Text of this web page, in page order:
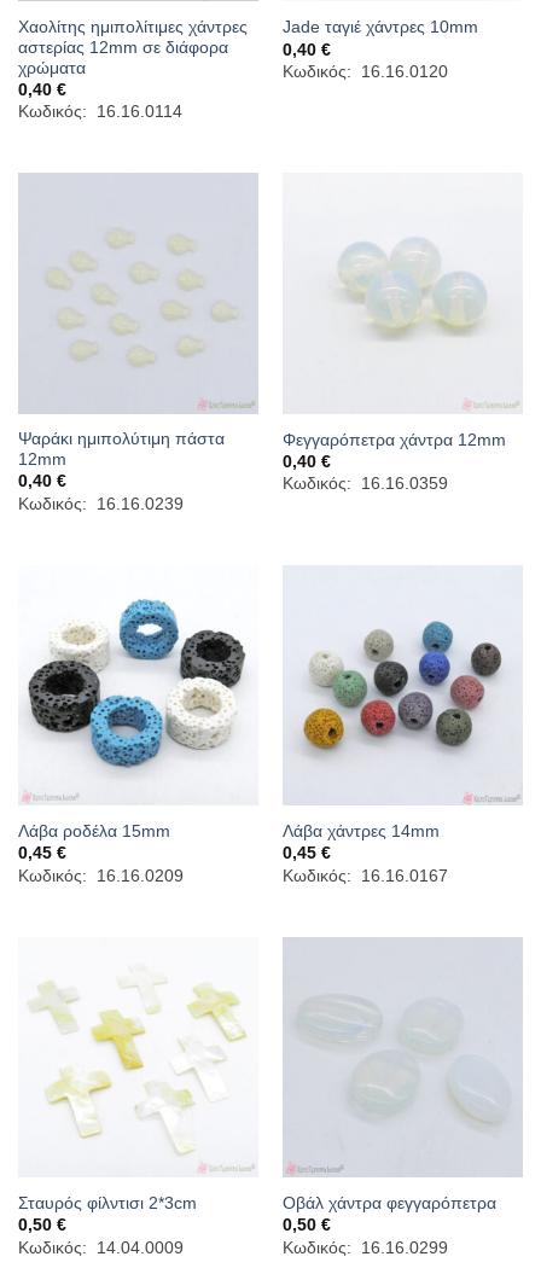
Χαολίτης ημιπολίτιμες χάντρες
αστερίας 12mm σε διάφορα
χρώματα
0,40 €
Κωδικός: 16.16.0114
Jade ταγιέ χάντρες 10mm
0,40 €
Κωδικός: 16.16.0120
Ψαράκι ημιπολύτιμη πάστα
12mm
0,40 €
Κωδικός: 16.16.0239
Φεγγαρόπετρα χάντρα 12mm
0,40 €
Κωδικός: 16.16.0359
Λάβα ροδέλα 15mm
0,45 €
Κωδικός: 16.16.0209
Λάβα χάντρες 14mm
0,45 €
Κωδικός: 16.16.0167
Σταυρός φίλντισι 2*3cm
0,50 €
Κωδικός: 14.04.0009
Οβάλ χάντρα φεγγαρόπετρα
0,50 €
Κωδικός: 16.16.0299